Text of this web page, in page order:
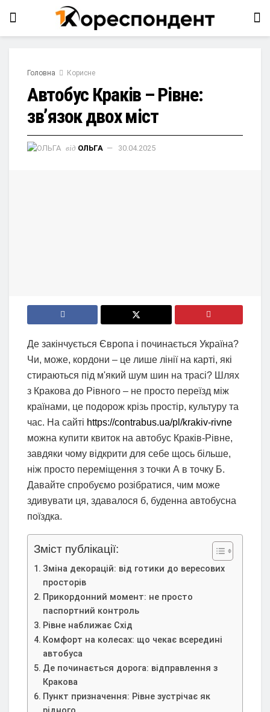
Головна Корисне
Автобус Краків – Рівне:
зв’язок двох міст
від ОЛЬГА 30.04.2025
Де закінчується Європа і починається Україна?
Чи, може, кордони – це лише лінії на карті, які
стираються під м'який шум шин на трасі? Шлях
з Кракова до Рівного – не просто переїзд між
країнами, це подорож крізь простір, культуру та
час. На сайті https://contrabus.ua/pl/krakiv-rivne
можна купити квиток на автобус Краків-Рівне,
завдяки чому відкрити для себе щось більше,
ніж просто переміщення з точки А в точку Б.
Давайте спробуємо розібратися, чим може
здивувати ця, здавалося б, буденна автобусна
поїздка.
Зміст публікації:
Зміна декорацій: від готики до вересових
просторів
Прикордонний момент: не просто
паспортний контроль
Рівне наближає Схід
Комфорт на колесах: що чекає всередині
автобуса
Де починається дорога: відправлення з
Кракова
Пункт призначення: Рівне зустрічає як